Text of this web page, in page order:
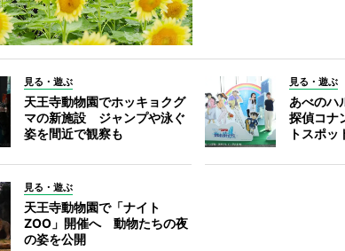
見る・遊ぶ
天王寺動物園でホッキョクグ
マの新施設 ジャンプや泳ぐ
姿を間近で観察も
見る・遊ぶ
あべのハ
探偵コ
トスポッ
見る・遊ぶ
天王寺動物園で「ナイト
ZOO」開催へ 動物たちの夜
の姿を公開